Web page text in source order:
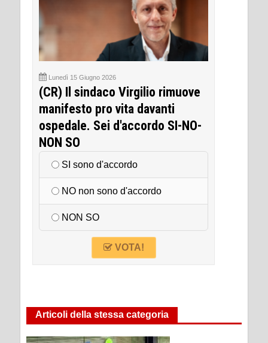
Lunedì 15 Giugno 2026
(CR) Il sindaco Virgilio rimuove
manifesto pro vita davanti
ospedale. Sei d'accordo SI-NO-
NON SO
SI sono d'accordo
NO non sono d'accordo
NON SO
VOTA!
Articoli della stessa categoria